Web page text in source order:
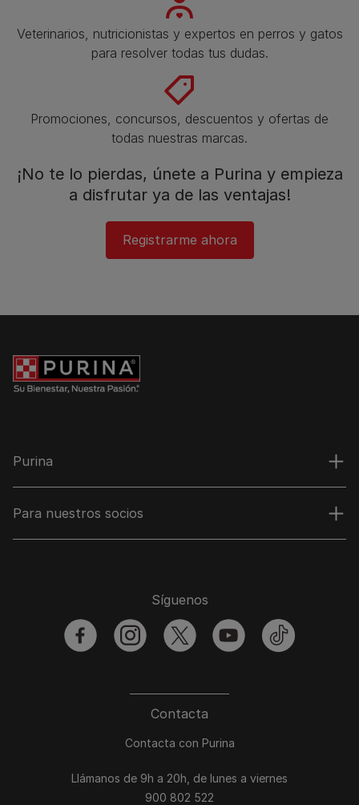
Veterinarios, nutricionistas y expertos en perros y gatos
para resolver todas tus dudas.​
Promociones, concursos, descuentos y ofertas de
todas nuestras marcas.​
¡No te lo pierdas, únete a Purina y empieza
a disfrutar ya de las ventajas!​
Registrarme ahora
Purina
Para nuestros socios
Contacta
Contacta con Purina
Llámanos de 9h a 20h, de lunes a viernes
900 802 522
Síguenos
facebookinstagramtwitter youtubetiktok